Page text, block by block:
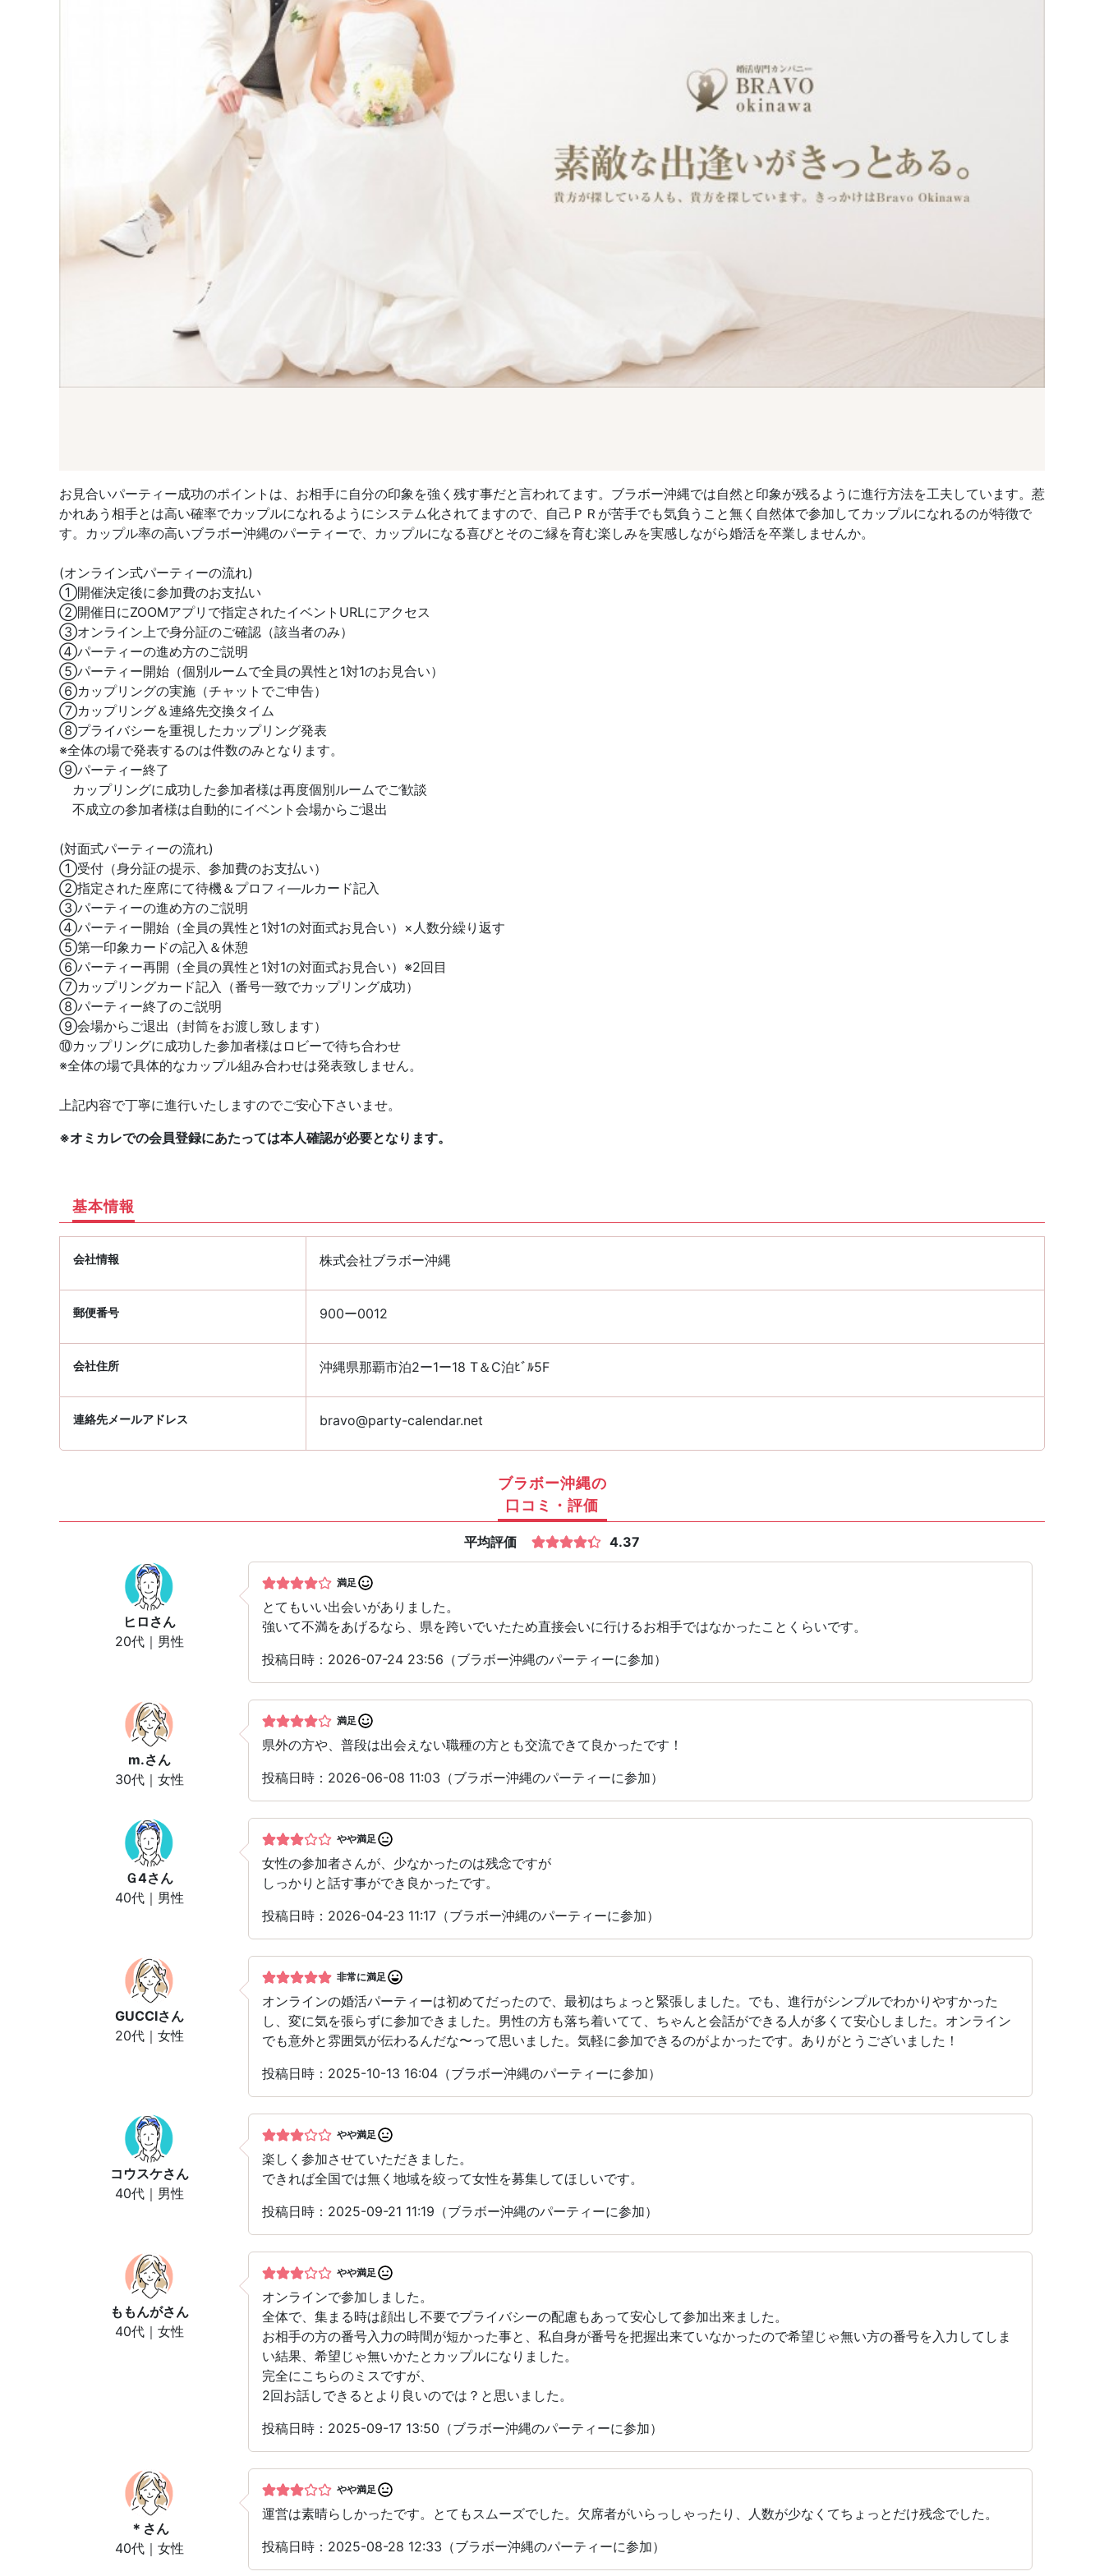
お見合いパーティー成功のポイントは、お相手に自分の印象を強く残す事だと言われてます。ブラボー沖縄では自然と印象が残るように進行方法を工夫しています。惹
かれあう相手とは高い確率でカップルになれるようにシステム化されてますので、自己ＰＲが苦手でも気負うこと無く自然体で参加してカップルになれるのが特徴で
す。カップル率の高いブラボー沖縄のパーティーで、カップルになる喜びとそのご縁を育む楽しみを実感しながら婚活を卒業しませんか。
(オンライン式パーティーの流れ)
①開催決定後に参加費のお支払い
②開催日にZOOMアプリで指定されたイベントURLにアクセス
③オンライン上で身分証のご確認（該当者のみ）
④パーティーの進め方のご説明
⑤パーティー開始（個別ルームで全員の異性と1対1のお見合い）
⑥カップリングの実施（チャットでご申告）
⑦カップリング＆連絡先交換タイム
⑧プライバシーを重視したカップリング発表
※全体の場で発表するのは件数のみとなります。
⑨パーティー終了
カップリングに成功した参加者様は再度個別ルームでご歓談
不成立の参加者様は自動的にイベント会場からご退出
(対面式パーティーの流れ)
①受付（身分証の提示、参加費のお支払い）
②指定された座席にて待機＆プロフィ―ルカード記入
③パーティーの進め方のご説明
④パーティー開始（全員の異性と1対1の対面式お見合い）×人数分繰り返す
⑤第一印象カードの記入＆休憩
⑥パーティー再開（全員の異性と1対1の対面式お見合い）※2回目
⑦カップリングカード記入（番号一致でカップリング成功）
⑧パーティー終了のご説明
⑨会場からご退出（封筒をお渡し致します）
⑩カップリングに成功した参加者様はロビーで待ち合わせ
※全体の場で具体的なカップル組み合わせは発表致しません。
上記内容で丁寧に進行いたしますのでご安心下さいませ。
※オミカレでの会員登録にあたっては本人確認が必要となります。
基本情報
会社情報 株式会社ブラボー沖縄
郵便番号 900ー0012
会社住所 沖縄県那覇市泊2ー1ー18 T＆C泊ﾋﾞﾙ5F
連絡先メールアドレス bravo@party-calendar.net
ブラボー沖縄の
口コミ・評価
平均評価 4.37
ヒロ さん
20代｜男性
満足
とてもいい出会いがありました。
強いて不満をあげるなら、県を跨いでいたため直接会いに行けるお相手ではなかったことくらいです。
投稿日時：2026-07-24 23:56（ブラボー沖縄のパーティーに参加）
m.さん
30代｜女性
満足
県外の方や、普段は出会えない職種の方とも交流できて良かったです！
投稿日時：2026-06-08 11:03（ブラボー沖縄のパーティーに参加）
Ｇ4さん
40代｜男性
やや満足
女性の参加者さんが、少なかったのは残念ですが
しっかりと話す事ができ良かったです。
投稿日時：2026-04-23 11:17（ブラボー沖縄のパーティーに参加）
GUCCIさん
20代｜女性
非常に満足
オンラインの婚活パーティーは初めてだったので、最初はちょっと緊張しました。でも、進行がシンプルでわかりやすかった
し、変に気を張らずに参加できました。男性の方も落ち着いてて、ちゃんと会話ができる人が多くて安心しました。オンライン
でも意外と雰囲気が伝わるんだな〜って思いました。気軽に参加できるのがよかったです。ありがとうございました！
投稿日時：2025-10-13 16:04（ブラボー沖縄のパーティーに参加）
コウスケさん
40代｜男性
やや満足
楽しく参加させていただきました。
できれば全国では無く地域を絞って女性を募集してほしいです。
投稿日時：2025-09-21 11:19（ブラボー沖縄のパーティーに参加）
ももんがさん
40代｜女性
やや満足
オンラインで参加しました。
全体で、集まる時は顔出し不要でプライバシーの配慮もあって安心して参加出来ました。
お相手の方の番号入力の時間が短かった事と、私自身が番号を把握出来ていなかったので希望じゃ無い方の番号を入力してしま
い結果、希望じゃ無いかたとカップルになりました。
完全にこちらのミスですが、
2回お話しできるとより良いのでは？と思いました。
投稿日時：2025-09-17 13:50（ブラボー沖縄のパーティーに参加）
＊ さん
40代｜女性
やや満足
運営は素晴らしかったです。とてもスムーズでした。欠席者がいらっしゃったり、人数が少なくてちょっとだけ残念でした。
投稿日時：2025-08-28 12:33（ブラボー沖縄のパーティーに参加）